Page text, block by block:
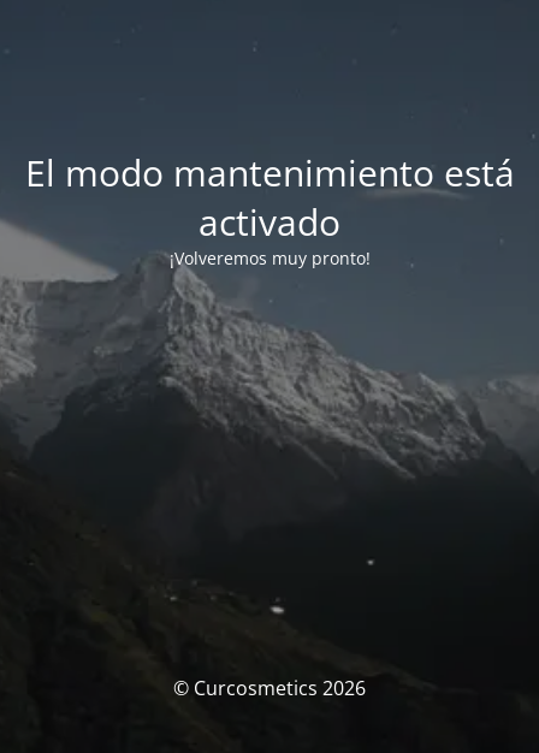
El modo mantenimiento está
activado
¡Volveremos muy pronto!
© Curcosmetics 2026